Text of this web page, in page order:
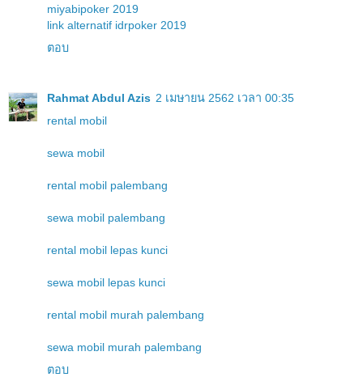
miyabipoker 2019
link alternatif idrpoker 2019
ตอบ
Rahmat Abdul Azis 2 เมษายน 2562 เวลา 00:35
rental mobil
sewa mobil
rental mobil palembang
sewa mobil palembang
rental mobil lepas kunci
sewa mobil lepas kunci
rental mobil murah palembang
sewa mobil murah palembang
ตอบ